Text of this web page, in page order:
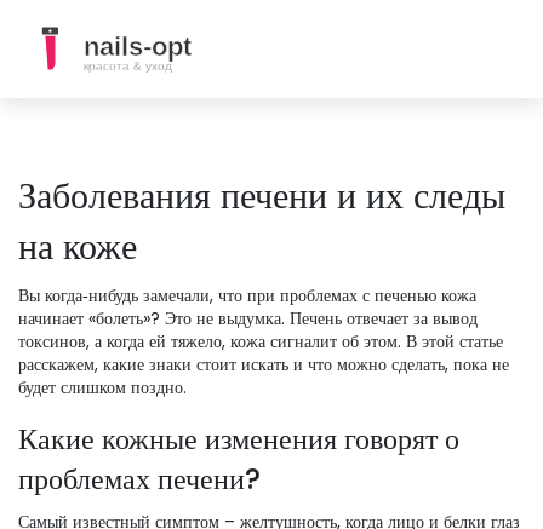
Заболевания печени и их следы
на коже
Вы когда‑нибудь замечали, что при проблемах с печенью кожа
начинает «болеть»? Это не выдумка. Печень отвечает за вывод
токсинов, а когда ей тяжело, кожа сигналит об этом. В этой статье
расскажем, какие знаки стоит искать и что можно сделать, пока не
будет слишком поздно.
Какие кожные изменения говорят о
проблемах печени?
Самый известный симптом – желтушность, когда лицо и белки глаз